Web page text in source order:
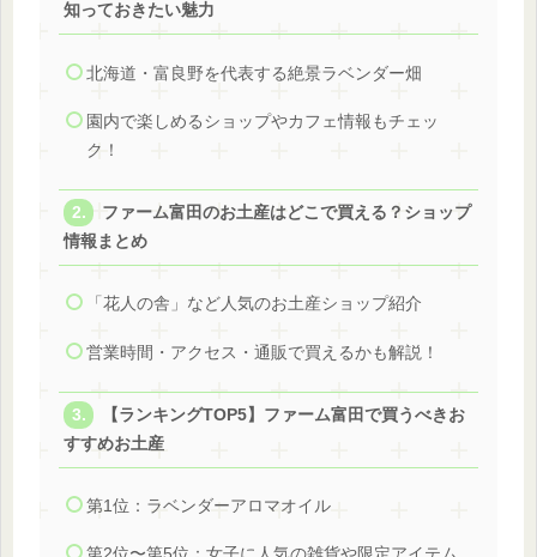
知っておきたい魅力
北海道・富良野を代表する絶景ラベンダー畑
園内で楽しめるショップやカフェ情報もチェッ
ク！
ファーム富田のお土産はどこで買える？ショップ
情報まとめ
「花人の舎」など人気のお土産ショップ紹介
営業時間・アクセス・通販で買えるかも解説！
【ランキングTOP5】ファーム富田で買うべきお
すすめお土産
第1位：ラベンダーアロマオイル